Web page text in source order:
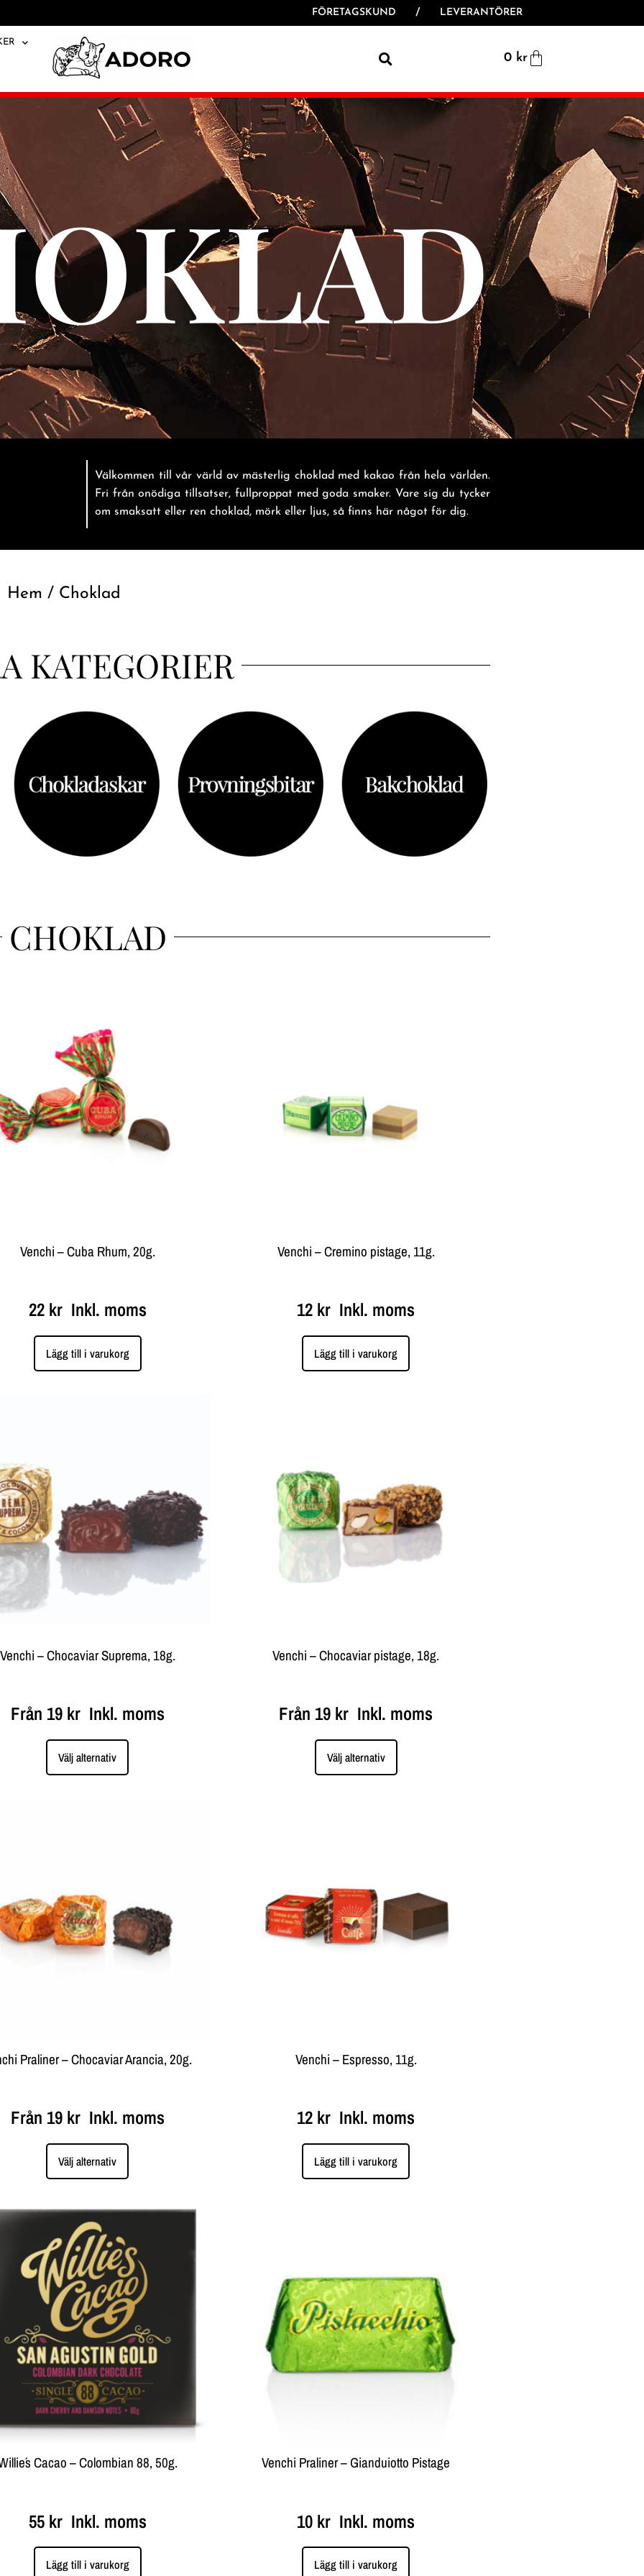
FÖRETAGSKUND / LEVERANTÖRER
0 kr
Välkommen till vår värld av mästerlig choklad med kakao från hela världen.
Fri från onödiga tillsatser, fullproppat med goda smaker. Vare sig du tycker
om smaksatt eller ren choklad, mörk eller ljus, så finns här något för dig.
Hem / Choklad
KATEGORIER
CHOKLAD
Venchi – Cuba Rhum, 20g.
22 krInkl. moms
Lägg till i varukorg
Venchi – Cremino pistage, 11g.
12 kr Inkl. moms
Lägg till i varukorg
Venchi – Chocaviar Suprema, 18g.
Från 19 krInkl. moms
Välj alternativ
Venchi – Chocaviar pistage, 18g.
Från 19 kr Inkl. moms
Välj alternativ
Praliner – Chocaviar Arancia, 20g.
Från 19 krInkl. moms
Välj alternativ
Venchi – Espresso, 11g.
12 kr Inkl. moms
Lägg till i varukorg
Cacao – Colombian 88, 50g.
55 krInkl. moms
Lägg till i varukorg
Venchi Praliner – Gianduiotto Pistage
10 kr Inkl. moms
Lägg till i varukorg